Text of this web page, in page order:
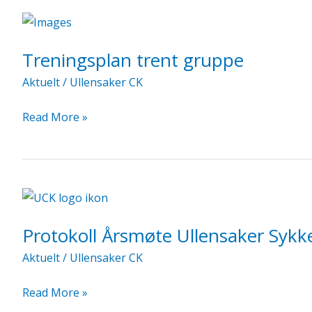
IDRETTEN
SJANSER
Treningsplan trent gruppe
Aktuelt/ Ullensaker CK
Treningsplan
gruppe
Read More »
Protokoll Årsmøte Ullensaker
Aktuelt/ Ullensaker CK
Protokoll
Read More »